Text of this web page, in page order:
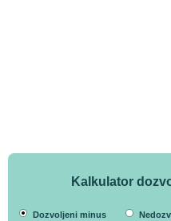
Kalkulator
Dozvoljeni minus